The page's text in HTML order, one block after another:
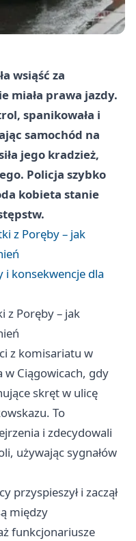
wsiąść za
miała prawa jazdy.
spanikowała i
samochód na
jego kradzież,
Policja szybko
kobieta stanie
z Poręby – jak
i konsekwencje dla
z Poręby – jak
z komisariatu w
w Ciągowicach, gdy
skręt w ulicę
To
i zdecydowali
używając sygnałów
przyspieszył i zaczął
między
funkcjonariusze